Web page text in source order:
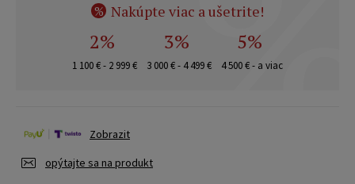
% Nakúpte viac a ušetrite!
2%
1 100 € - 2 999 €
3%
3 000 € - 4 499 €
5%
4 500 € - a viac
opýtajte sa na produkt
Zobrazit